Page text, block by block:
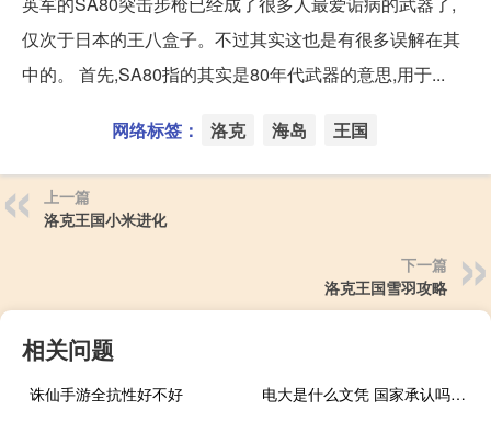
仅次于日本的王八盒子。不过其实这也是有很多误解在其
中的。 首先,SA80指的其实是80年代武器的意思,用于...
网络标签： 洛克 海岛 王国
上一篇
洛克王国小米进化
下一篇
洛克王国雪羽攻略
相关问题
诛仙手游全抗性好不好
电大是什么文凭 国家承认吗工作单位承认吗（电大文凭国家承认）